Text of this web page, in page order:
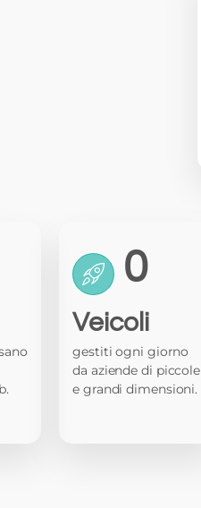
0
Veicoli
gestiti ogni giorno
da aziende di piccole
e grandi dimensioni.